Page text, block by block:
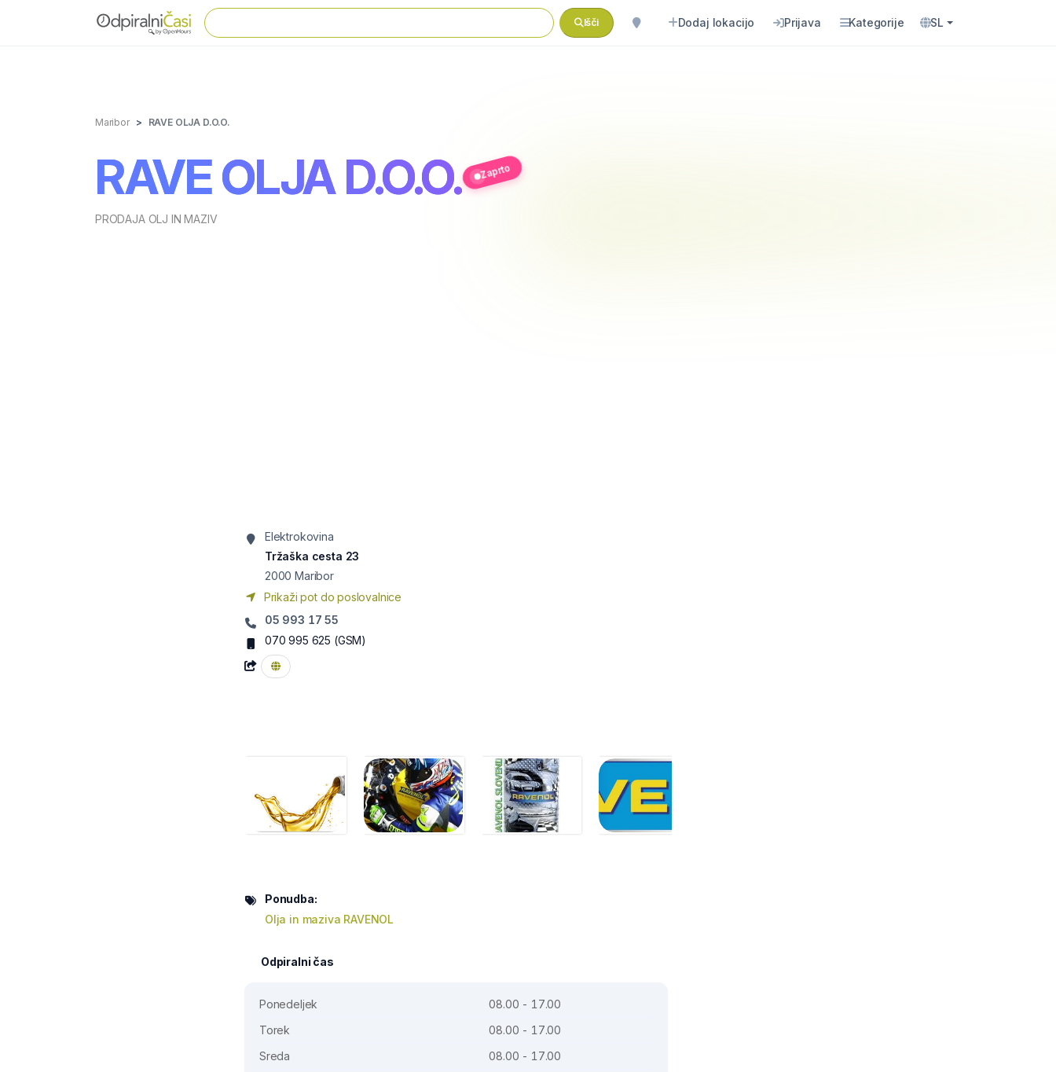
Išči Dodaj lokacijo Prijava Kategorije SL
Maribor RAVE OLJA D.O.O.
RAVE OLJA D.O.O.
PRODAJA OLJ IN MAZIV
Zaprto
Elektrokovina
Tržaška cesta 23
2000 Maribor
Prikaži pot do poslovalnice
05 993 17 55
070 995 625 (GSM)
Ponudba:
Olja in maziva RAVENOL
Odpiralni čas
Ponedeljek
08.00 - 17.00
Torek
08.00 - 17.00
Sreda
08.00 - 17.00